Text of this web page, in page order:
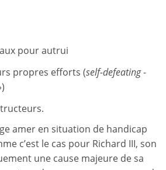
pour autrui
propres efforts (self-defeating-
amer en situation de handicap
c’est le cas pour Richard III, son
une cause majeure de sa